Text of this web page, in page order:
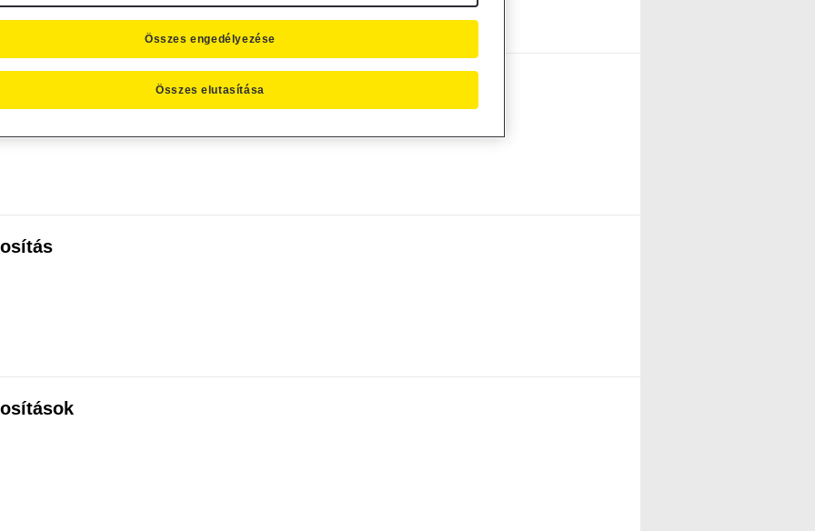
dokumentum módosítás
Összes elutasítása
Összes engedélyezése